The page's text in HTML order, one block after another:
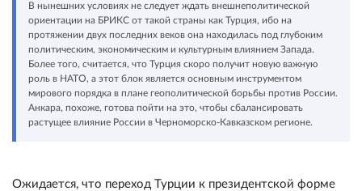
В нынешних условиях не следует ждать внешнеполитической
ориентации на БРИКС от такой страны как Турция, ибо на
протяжении двух последних веков она находилась под глубоким
политическим, экономическим и культурным влиянием Запада.
Более того, считается, что Турция скоро получит новую важную
роль в НАТО, а этот блок является основным инструментом
мирового порядка в плане геополитической борьбы против России.
Анкара, похоже, готова пойти на это, чтобы сбалансировать
растущее влияние России в Черноморско-Кавказском регионе.
Ожидается, что переход Турции к президентской форме